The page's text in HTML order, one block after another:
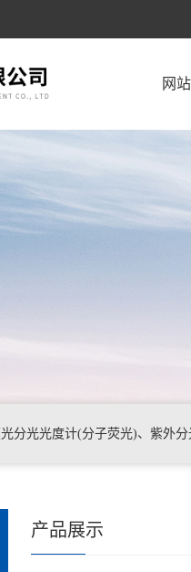
网
光度计(分子荧光)、紫外分光光度计
产品展示